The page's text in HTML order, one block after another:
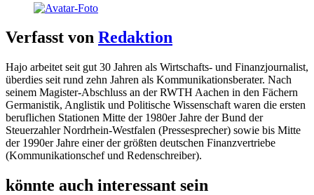
Verfasst von Redaktion
Hajo arbeitet seit gut 30 Jahren als Wirtschafts- und Finanzjournalist,
überdies seit rund zehn Jahren als Kommunikationsberater. Nach
seinem Magister-Abschluss an der RWTH Aachen in den Fächern
Germanistik, Anglistik und Politische Wissenschaft waren die ersten
beruflichen Stationen Mitte der 1980er Jahre der Bund der
Steuerzahler Nordrhein-Westfalen (Pressesprecher) sowie bis Mitte
der 1990er Jahre einer der größten deutschen Finanzvertriebe
(Kommunikationschef und Redenschreiber).
könnte auch interessant sein